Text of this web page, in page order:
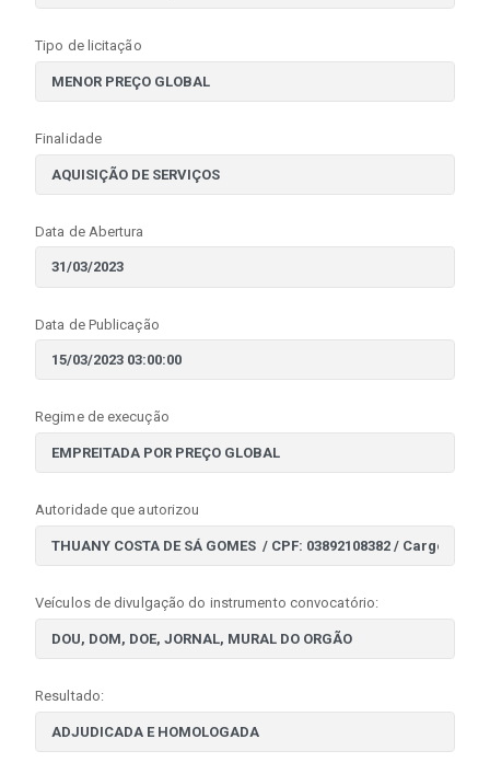
Tipo de licitação
Finalidade
Data de Abertura
Data de Publicação
Regime de execução
Autoridade que autorizou
Veículos de divulgação do instrumento convocatório:
Resultado: